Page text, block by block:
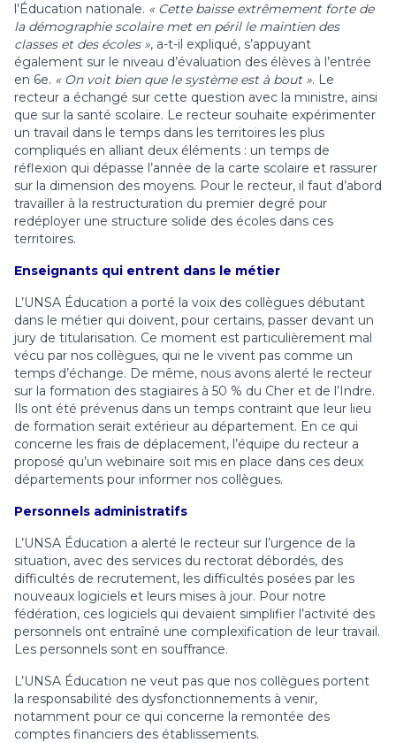
l’Éducation nationale. « Cette baisse extrêmement forte de
la démographie scolaire met en péril le maintien des
classes et des écoles », a-t-il expliqué, s’appuyant
également sur le niveau d’évaluation des élèves à l’entrée
en 6e. « On voit bien que le système est à bout ». Le
recteur a échangé sur cette question avec la ministre, ainsi
que sur la santé scolaire. Le recteur souhaite expérimenter
un travail dans le temps dans les territoires les plus
compliqués en alliant deux éléments : un temps de
réflexion qui dépasse l’année de la carte scolaire et rassurer
sur la dimension des moyens. Pour le recteur, il faut d’abord
travailler à la restructuration du premier degré pour
redéployer une structure solide des écoles dans ces
territoires.
Enseignants qui entrent dans le métier
L’UNSA Éducation a porté la voix des collègues débutant
dans le métier qui doivent, pour certains, passer devant un
jury de titularisation. Ce moment est particulièrement mal
vécu par nos collègues, qui ne le vivent pas comme un
temps d’échange. De même, nous avons alerté le recteur
sur la formation des stagiaires à 50 % du Cher et de l’Indre.
Ils ont été prévenus dans un temps contraint que leur lieu
de formation serait extérieur au département. En ce qui
concerne les frais de déplacement, l’équipe du recteur a
proposé qu’un webinaire soit mis en place dans ces deux
départements pour informer nos collègues.
Personnels administratifs
L’UNSA Éducation a alerté le recteur sur l’urgence de la
situation, avec des services du rectorat débordés, des
difficultés de recrutement, les difficultés posées par les
nouveaux logiciels et leurs mises à jour. Pour notre
fédération, ces logiciels qui devaient simplifier l’activité des
personnels ont entraîné une complexification de leur travail.
Les personnels sont en souffrance.
L’UNSA Éducation ne veut pas que nos collègues portent
la responsabilité des dysfonctionnements à venir,
notamment pour ce qui concerne la remontée des
comptes financiers des établissements.